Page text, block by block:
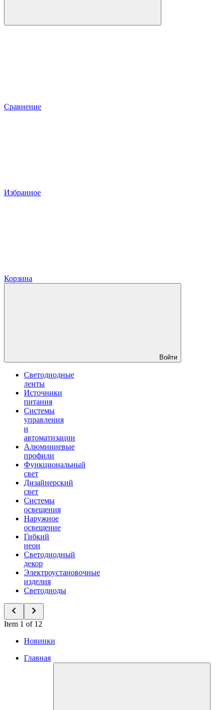
Сравнение
Избранное
Корзина
Войти
Светодиодные
ленты
Источники
питания
Системы
управления
и
автоматизации
Алюминиевые
профили
Функциональный
свет
Дизайнерский
свет
Системы
освещения
Наружное
освещение
Гибкий
неон
Светодиодный
декор
Электроустановочные
изделия
Светодиоды
Item 1 of 12
Новинки
Главная